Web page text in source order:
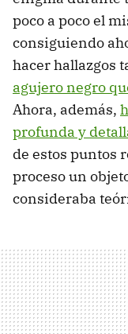
poco a poco el
consiguiendo
hacer hallazgos
agujero negro
Ahora, además,
profunda y
de estos puntos
proceso un
consideraba